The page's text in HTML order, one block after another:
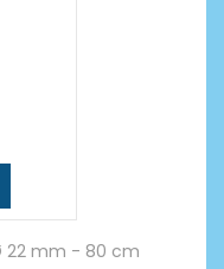
22 mm - 80 cm